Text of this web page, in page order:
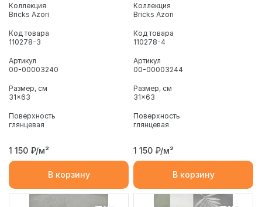
Коллекция
Bricks Azori
Код товара
110278-3
Артикул
00-00003240
Размер, см
31x63
Поверхность
глянцевая
1 150 ₽/м²
В корзину
Коллекция
Bricks Azori
Код товара
110278-4
Артикул
00-00003244
Размер, см
31x63
Поверхность
глянцевая
1 150 ₽/м²
В корзину